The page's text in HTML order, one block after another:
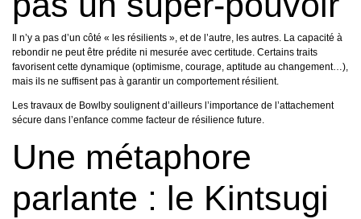
Il n’y a pas d’un côté « les résilients », et de l’autre, les autres. La capacité à
rebondir ne peut être prédite ni mesurée avec certitude. Certains traits
favorisent cette dynamique (optimisme, courage, aptitude au changement…),
mais ils ne suffisent pas à garantir un comportement résilient.
Les travaux de Bowlby soulignent d’ailleurs l’importance de l’attachement
sécure dans l’enfance comme facteur de résilience future.
Une métaphore
parlante : le Kintsugi